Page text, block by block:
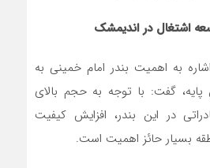
اشتغال در اندیمشک
به اهمیت بندر امام خمینی به
پایه، گفت: با توجه به حجم بالای
در این بندر، افزایش کیفیت
بسیار حائز اهمیت است.